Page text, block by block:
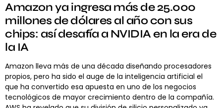
Amazon ya ingresa más de 25.000
millones de dólares al año con sus
chips: así desafía a NVIDIA en la era de
la IA
Amazon lleva más de una década diseñando procesadores
propios, pero ha sido el auge de la inteligencia artificial el
que ha convertido esa apuesta en uno de los negocios
tecnológicos de mayor crecimiento dentro de la compañía.